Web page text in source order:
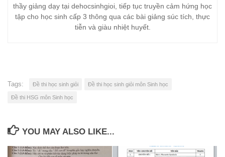
thầy giảng dạy tại dehocsinhgioi, tiếp tục truyền cảm hứng học
tập cho học sinh cấp 3 thông qua các bài giảng súc tích, thực
tiễn và giàu nhiệt huyết.
Tags: Đề thi học sinh giỏi Đề thi học sinh giỏi môn Sinh học
Đề thi HSG môn Sinh học
YOU MAY ALSO LIKE...